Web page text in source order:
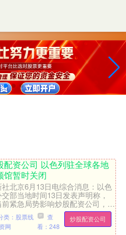
配资公司 以色列驻全球各地
馆暂时关闭
社北京6月13日电综合消息：以色
部当地时间13日发表声明称，
前紧急局势影响炒股配资公司，以
驻全球各地使领馆将暂时关闭，所
事服务暂停。 声明....炒股配资公司
类：股票线
网
查
看：248